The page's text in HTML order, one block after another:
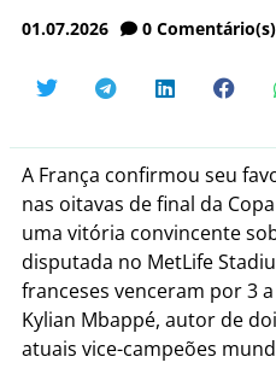
01.07.2026 0 Comentário(s)
A França confirmou seu
nas oitavas de final da
uma vitória convincente
disputada no MetLife
franceses venceram por 3
Kylian Mbappé, autor de
atuais vice-campeões